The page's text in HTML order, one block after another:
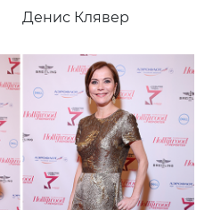
Денис Клявер